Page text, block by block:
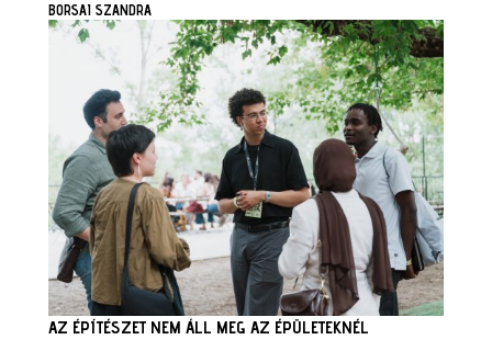
BORSAI SZANDRA
AZ ÉPÍTÉSZET NEM ÁLL MEG AZ ÉPÜLETEKNÉL